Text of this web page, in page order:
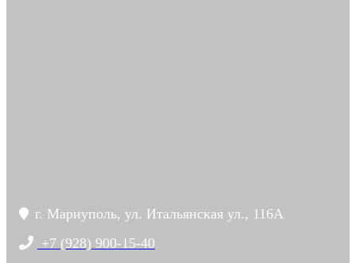
г. Мариуполь, ул. Итальянская ул., 116А
+7 (928) 900-15-40